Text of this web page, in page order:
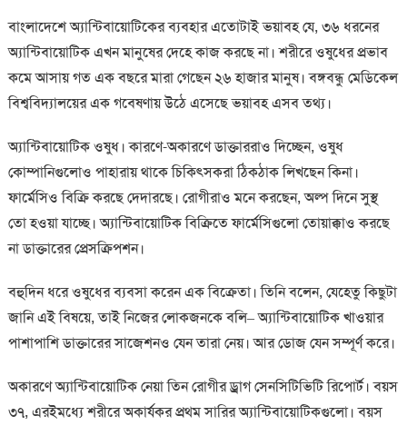
বাংলাদেশে অ্যান্টিবায়োটিকের ব্যবহার এতোটাই ভয়াবহ যে, ৩৬ ধরনের
অ্যান্টিবায়োটিক এখন মানুষের দেহে কাজ করছে না। শরীরে ওষুধের প্রভাব
কমে আসায় গত এক বছরে মারা গেছেন ২৬ হাজার মানুষ। বঙ্গবন্ধু মেডিকেল
বিশ্ববিদ্যালয়ের এক গবেষণায় উঠে এসেছে ভয়াবহ এসব তথ্য।
অ্যান্টিবায়োটিক ওষুধ। কারণে-অকারণে ডাক্তাররাও দিচ্ছেন, ওষুধ
কোম্পানিগুলোও পাহারায় থাকে চিকিৎসকরা ঠিকঠাক লিখছেন কিনা।
ফার্মেসিও বিক্রি করছে দেদারছে। রোগীরাও মনে করছেন, অল্প দিনে সুস্থ
তো হওয়া যাচ্ছে। অ্যান্টিবায়োটিক বিক্রিতে ফার্মেসিগুলো তোয়াক্কাও করছে
না ডাক্তারের প্রেসক্রিপশন।
বহুদিন ধরে ওষুধের ব্যবসা করেন এক বিক্রেতা। তিনি বলেন, যেহেতু কিছুটা
জানি এই বিষয়ে, তাই নিজের লোকজনকে বলি– অ্যান্টিবায়োটিক খাওয়ার
পাশাপাশি ডাক্তারের সাজেশনও যেন তারা নেয়। আর ডোজ যেন সম্পূর্ণ করে।
অকারণে অ্যান্টিবায়োটিক নেয়া তিন রোগীর ড্রাগ সেনসিটিভিটি রিপোর্ট। বয়স
৩৭, এরইমধ্যে শরীরে অকার্যকর প্রথম সারির অ্যান্টিবায়োটিকগুলো। বয়স